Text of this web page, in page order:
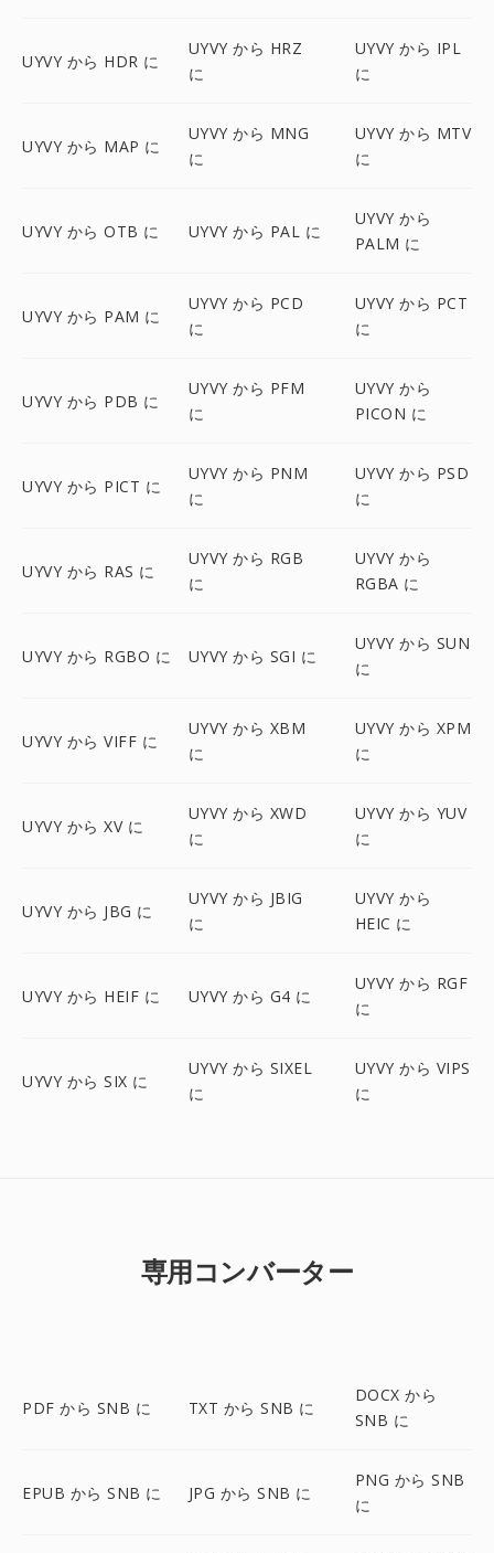
UYVY から HDR に
UYVY から HRZ
に
UYVY から IPL
に
UYVY から MAP に
UYVY から MNG
に
UYVY から MTV
に
UYVY から OTB に UYVY から PAL に
UYVY から
PALM に
UYVY から PAM に
UYVY から PCD
に
UYVY から PCT
に
UYVY から PDB に
UYVY から PFM
に
UYVY から
PICON に
UYVY から PICT に
UYVY から PNM
に
UYVY から PSD
に
UYVY から RAS に
UYVY から RGB
に
UYVY から
RGBA に
UYVY から RGBO に UYVY から SGI に
UYVY から SUN
に
UYVY から VIFF に
UYVY から XBM
に
UYVY から XPM
に
UYVY から XV に
UYVY から XWD
に
UYVY から YUV
に
UYVY から JBG に
UYVY から JBIG
に
UYVY から
HEIC に
UYVY から HEIF に UYVY から G4 に
UYVY から RGF
に
UYVY から SIX に
UYVY から SIXEL
に
UYVY から VIPS
に
専用コンバーター
PDF から SNB に TXT から SNB に
DOCX から
SNB に
EPUB から SNB に JPG から SNB に
PNG から SNB
に